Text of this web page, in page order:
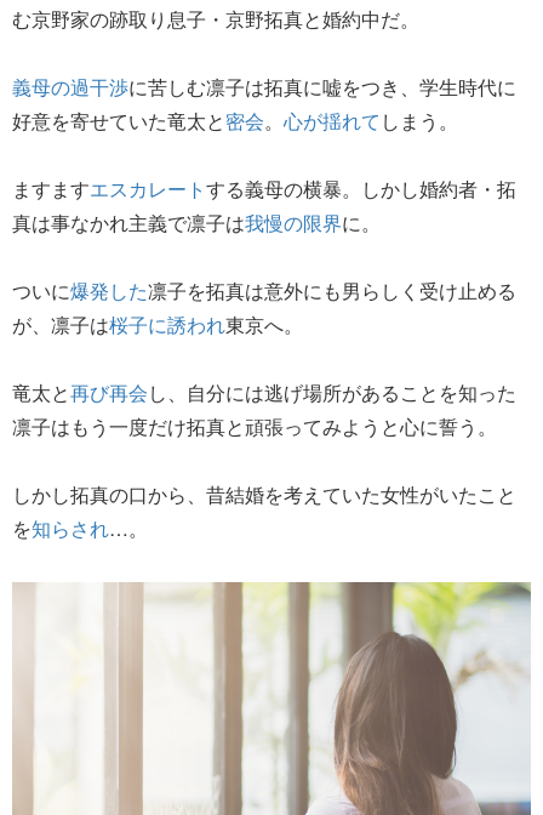
む京野家の跡取り息子・京野拓真と婚約中だ。
義母の過干渉に苦しむ凛子は拓真に嘘をつき、学生時代に
好意を寄せていた竜太と密会。 心が揺れて しまう。
ますますエスカレートする義母の横暴。しかし婚約者・拓
真は事なかれ主義で凛子は我慢の限界に。
ついに爆発した凛子を拓真は意外にも男らしく受け止める
が、凛子は桜子に誘われ東京へ。
竜太と再び再会し、自分には逃げ場所があることを知った
凛子はもう一度だけ拓真と頑張ってみようと心に誓う。
しかし拓真の口から、昔結婚を考えていた女性がいたこと
を知らされ…。